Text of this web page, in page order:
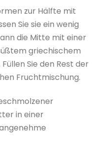
zur Hälfte mit
Sie sie ein wenig
die Mitte mit einer
griechischem
Sie den Rest der
Fruchtmischung.
in einer